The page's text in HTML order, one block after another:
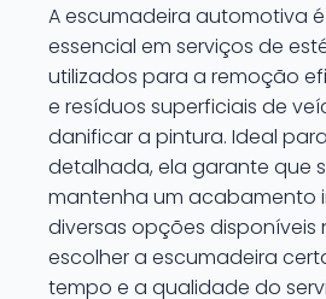
A escumadeira automotiva
essencial em serviços de
utilizados para a remoção
e resíduos superficiais de
danificar a pintura. Ideal
detalhada, ela garante que
mantenha um acabamento
diversas opções disponíveis
escolher a escumadeira
tempo e a qualidade do